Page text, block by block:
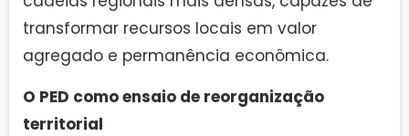
transformar recursos locais em valor
agregado e permanência econômica.
O PED como ensaio de reorganização
territorial